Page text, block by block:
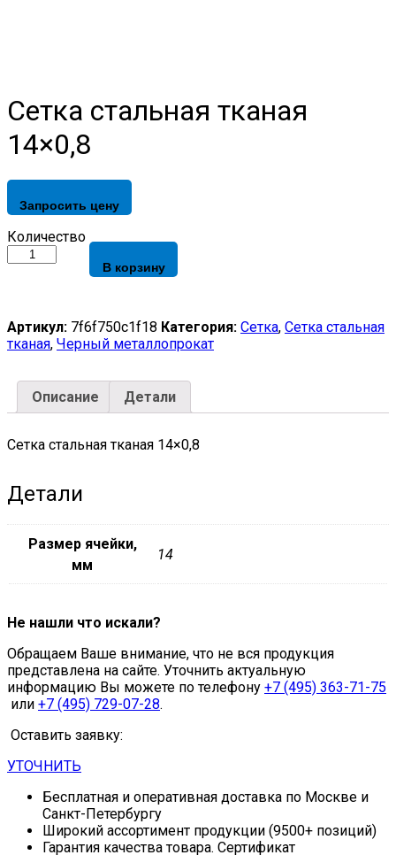
Сетка стальная тканая
14×0,8
Запросить цену
Сетка
стальная
Количество
В корзину
Артикул: 7f6f750c1f18 Категория: Сетка, Сетка стальная
тканая, Черный металлопрокат
Описание Детали
Сетка стальная тканая 14×0,8
Детали
Размер ячейки,
мм
14
Не нашли что искали?
Обращаем Ваше внимание, что не вся продукция
представлена на сайте. Уточнить актуальную
информацию Вы можете по телефону +7 (495) 363-71-75
или +7 (495) 729-07-28.
Оставить заявку:
УТОЧНИТЬ
Бесплатная и оперативная доставка по Москве и
Санкт-Петербургу
Широкий ассортимент продукции (9500+ позиций)
Гарантия качества товара. Сертификат